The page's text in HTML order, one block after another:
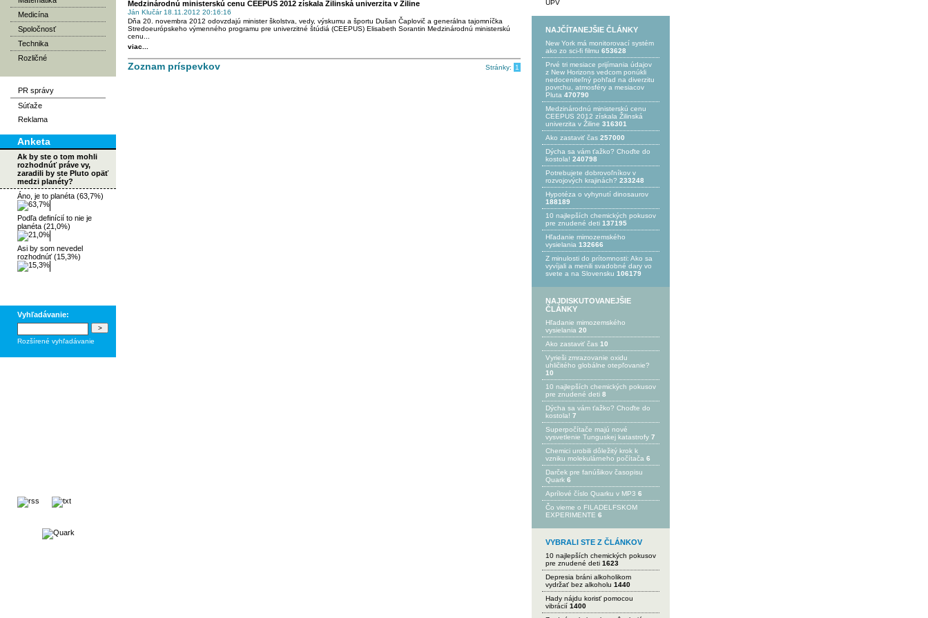
Medicína
Spoločnosť
Technika
Rozličné
PR správy
Súťaže
Reklama
Anketa
Ak by ste o tom mohli
rozhodnúť práve vy,
zaradili by ste Pluto opäť
medzi planéty?
Áno, je to planéta (63,7%)
Podľa definícií to nie je
planéta (21,0%)
Asi by som nevedel
rozhodnúť (15,3%)
Vyhľadávanie:
Rozšírené vyhľadávanie
Medzinárodnú ministerskú cenu CEEPUS 2012 získala Žilinská univerzita v Žiline
Ján Klučár 18.11.2012 20:16:16
Dňa 20. novembra 2012 odovzdajú minister školstva, vedy, výskumu a športu Dušan Čaplovič a generálna tajomníčka
Stredoeurópskeho výmenného programu pre univerzitné štúdiá (CEEPUS) Elisabeth Sorantin Medzinárodnú ministerskú
cenu...
viac...
Stránky: 1
Zoznam príspevkov
UPV
NAJČÍTANEJŠIE ČLÁNKY
New York má monitorovací systém
ako zo sci-fi filmu 653628
Prvé tri mesiace prijímania údajov
z New Horizons vedcom ponúkli
nedoceniteľný pohľad na diverzitu
povrchu, atmosféry a mesiacov
Pluta 470790
Medzinárodnú ministerskú cenu
CEEPUS 2012 získala Žilinská
univerzita v Žiline 316301
Ako zastaviť čas 257000
Dýcha sa vám ťažko? Choďte do
kostola! 240798
Potrebujet​e dobrovoľníkov v
rozvojovýc​h krajinách? 233248
Hypotéza o vyhynutí dinosaurov
188189
10 najlepších chemických pokusov
pre znudené deti 137195
Hľadanie mimozemského
vysielania 132666
Z minulosti do prítomnosti: Ako sa
vyvíjali a menili svadobné dary vo
svete a na Slovensku 106179
NAJDISKUTOVANEJŠIE
ČLÁNKY
Hľadanie mimozemského
vysielania 20
Ako zastaviť čas 10
Vyrieši zmrazovanie oxidu
uhličitého globálne otepľovanie?
10
10 najlepších chemických pokusov
pre znudené deti 8
Dýcha sa vám ťažko? Choďte do
kostola! 7
Superpočítače majú nové
vysvetlenie Tunguskej katastrofy 7
Chemici urobili dôležitý krok k
vzniku molekulárneho počítača 6
Darček pre fanúšikov časopisu
Quark 6
Aprílové číslo Quarku v MP3 6
Čo vieme o FILADELFSKOM
EXPERIMENTE 6
VYBRALI STE Z ČLÁNKOV
10 najlepších chemických pokusov
pre znudené deti 1623
Depresia bráni alkoholikom
vydržať bez alkoholu 1440
Hady nájdu korisť pomocou
vibrácií 1400